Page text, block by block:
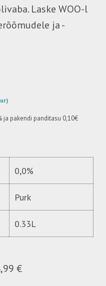
Laske WOO-l
ja -
ja pakendi panditasu 0,10€
0,0%
Purk
0.33L
€